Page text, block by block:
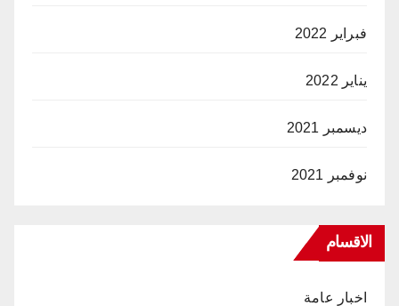
فبراير 2022
يناير 2022
ديسمبر 2021
نوفمبر 2021
الاقسام
اخبار عامة